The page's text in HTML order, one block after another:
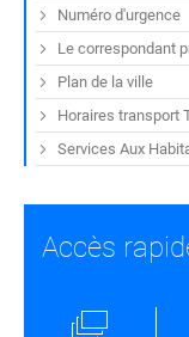
Numéro d'urgence
Le correspondant
Plan de la ville
Horaires transport
Services Aux
Accès